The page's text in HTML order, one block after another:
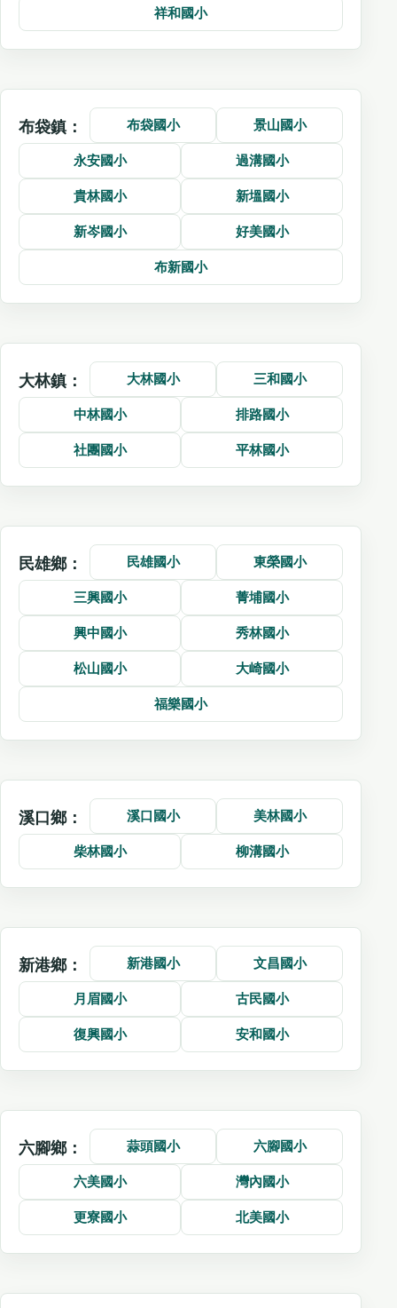
祥和國小
布袋鎮： 布袋國小 景山國小
永安國小 過溝國小
貴林國小 新塭國小
新岑國小 好美國小
布新國小
大林鎮： 大林國小 三和國小
中林國小 排路國小
社團國小 平林國小
民雄鄉： 民雄國小 東榮國小
三興國小 菁埔國小
興中國小 秀林國小
松山國小 大崎國小
福樂國小
溪口鄉： 溪口國小 美林國小
柴林國小 柳溝國小
新港鄉： 新港國小 文昌國小
月眉國小 古民國小
復興國小 安和國小
六腳鄉： 蒜頭國小 六腳國小
六美國小 灣內國小
更寮國小 北美國小